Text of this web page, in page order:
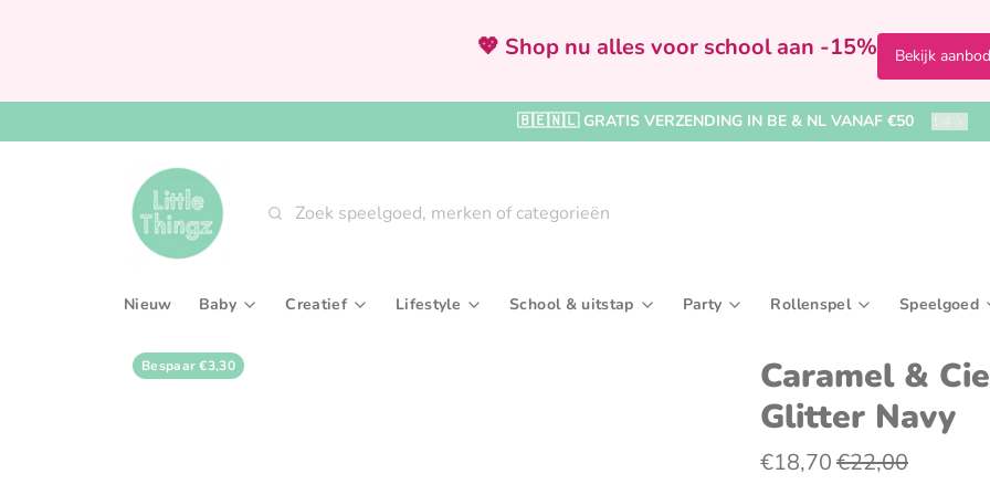
💖 Shop nu alles voor school aan -15% Bekijk aanbod
🇧🇪🇳🇱 GRATIS VERZENDING IN BE & NL VANAF €50
Zoeken
Nieuw Baby
Babygym & speeltapijten
Boekjes & activiteitenspeelgoed
Creatief
Kralen, rijgen & sieraden maken
Tekenborden & krijtborden
Lifestyle
In de badkamer
Naar het zwembad
School & uitstap
Broodtrommels &
Reis- & toilettassen
Sporttassen
Party
Feestversiering
Kronen & hoedjes
Wegwerpservies
Rollenspel
Speelfiguren &
Verkleedkleding & make-
Speelgoed
Bespaar€3,30
Caramel &
Glitter Navy
€18,70€22,00